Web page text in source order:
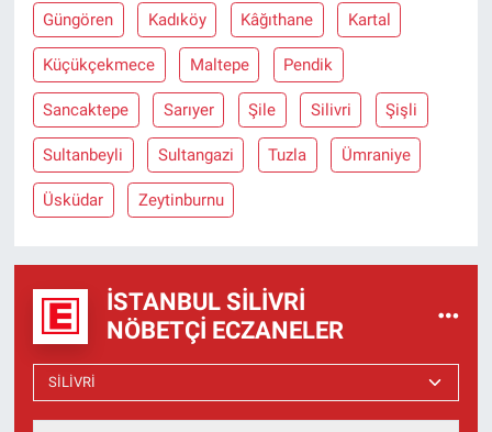
Güngören Kadıköy Kâğıthane Kartal
Küçükçekmece Maltepe Pendik
Sancaktepe Sarıyer Şile Silivri Şişli
Sultanbeyli Sultangazi Tuzla Ümraniye
Üsküdar Zeytinburnu
İSTANBUL SILIVRI
NÖBETÇI ECZANELER